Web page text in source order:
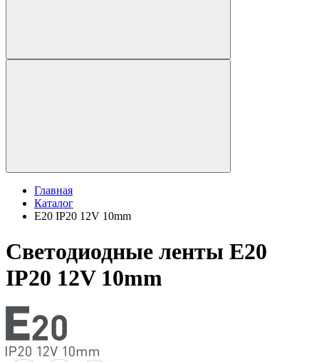
Главная
Каталог
E20 IP20 12V 10mm
Светодиодные ленты E20
IP20 12V 10mm